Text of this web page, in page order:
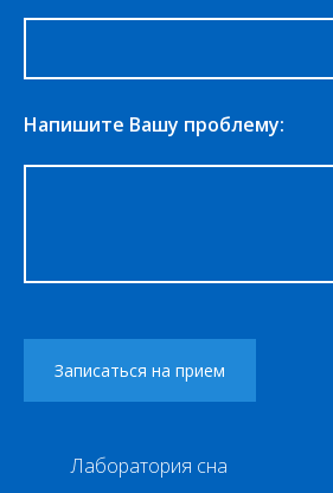
Напишите Вашу проблему:
Лаборатория сна